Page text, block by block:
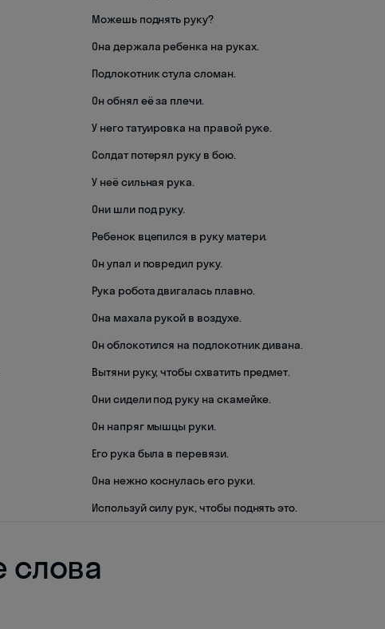
Можешь поднять руку?
Она держала ребенка на руках.
Подлокотник стула сломан.
Он обнял её за плечи.
У него татуировка на правой руке.
Солдат потерял руку в бою.
У неё сильная рука.
Они шли под руку.
Ребенок вцепился в руку матери.
Он упал и повредил руку.
Рука робота двигалась плавно.
Она махала рукой в воздухе.
Он облокотился на подлокотник дивана.
Вытяни руку, чтобы схватить предмет.
Они сидели под руку на скамейке.
Он напряг мышцы руки.
Его рука была в перевязи.
Она нежно коснулась его руки.
Используй силу рук, чтобы поднять это.
слова